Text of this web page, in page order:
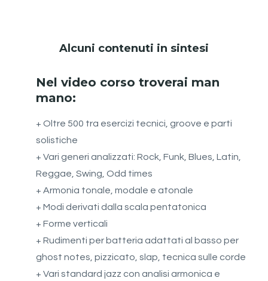
Alcuni contenuti in sintesi
Nel video corso troverai man
mano:
+ Oltre 500 tra esercizi tecnici, groove e parti
solistiche
+ Vari generi analizzati: Rock, Funk, Blues, Latin,
Reggae, Swing, Odd times
+ Armonia tonale, modale e atonale
+ Modi derivati dalla scala pentatonica
+ Forme verticali
+ Rudimenti per batteria adattati al basso per
ghost notes, pizzicato, slap, tecnica sulle corde
+ Vari standard jazz con analisi armonica e